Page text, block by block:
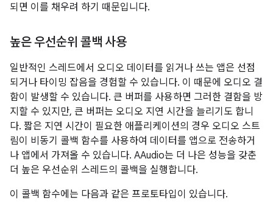
되면 이를 채우려 하기 때문입니다.
높은 우선순위 콜백 사용
일반적인 스레드에서 오디오 데이터를 읽거나 쓰는 앱은 선점
되거나 타이밍 잡음을 경험할 수 있습니다. 이 때문에 오디오 결
함이 발생할 수 있습니다. 큰 버퍼를 사용하면 그러한 결함을 방
지할 수 있지만, 큰 버퍼는 오디오 지연 시간을 늘리기도 합니
다. 짧은 지연 시간이 필요한 애플리케이션의 경우 오디오 스트
림이 비동기 콜백 함수를 사용하여 데이터를 앱으로 전송하거
나 앱에서 가져올 수 있습니다. AAudio는 더 나은 성능을 갖춘
더 높은 우선순위 스레드의 콜백을 실행합니다.
이 콜백 함수에는 다음과 같은 프로토타입이 있습니다.